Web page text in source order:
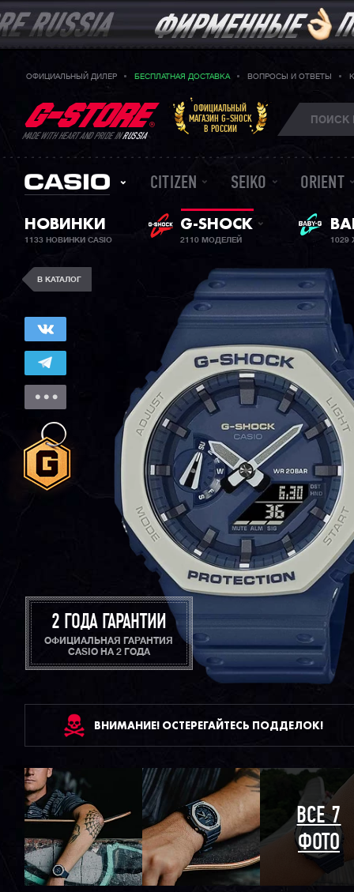
ОФИЦИАЛЬНЫЙ ДИЛЕР БЕСПЛАТНАЯ ДОСТАВКА ВОПРОСЫ И ОТВЕТЫ
MADE WITH HEART AND PRIDE INRUSSIA
ОФИЦИАЛЬНЫЙ
МАГАЗИН G-SHOCK
В РОССИИ
CITIZEN SEIKO ORIENT
НОВИНКИ
1133 НОВИНКИ CASIO
G-SHOCK
2110 МОДЕЛЕЙ 1029
В КАТАЛОГ
2 ГОДА ГАРАНТИИ
ОФИЦИАЛЬНАЯ ГАРАНТИЯ
CASIO НА 2 ГОДА
ВНИМАНИЕ! ОСТЕРЕГАЙТЕСЬ ПОДДЕЛОК!
ВСЕ 7
ФОТО